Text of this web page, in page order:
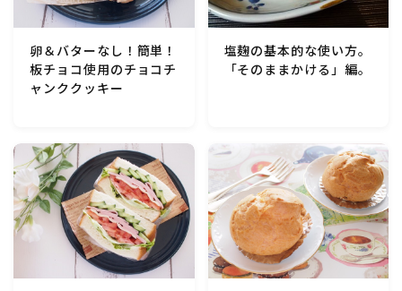
行事食(おせち・ハロウィン・クリスマス・雛祭り・子
供の日・七夕等)
乾物・海藻・麩料理
漬物・ピクルス・保存食・発酵食品
圧力鍋使用の料理
ソース・ドレッシング・たれ・ディップ類
卵＆バターなし！簡単！
板チョコ使用のチョコチ
ャンククッキー
塩麹の基本的な使い方。
「そのままかける」編。